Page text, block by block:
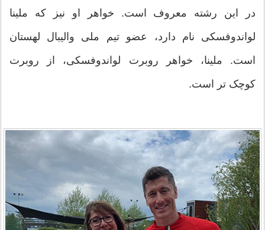
در این رشته معروف است. خواهر او نیز که ملینا
لواندوفسکی نام دارد، عضو تیم ملی والیبال لهستان
است. ملینا، خواهر روبرت لواندوفسکی، از روبرت
کوچک تر است.